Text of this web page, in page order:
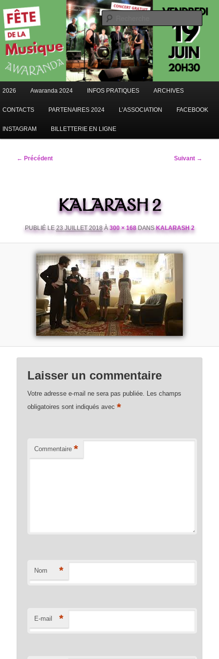
au
contenu
principalAWARANDA
2026 Awaranda 2024 INFOS PRATIQUES ARCHIVES
CONTACTS PARTENAIRES 2024 L’ASSOCIATION FACEBOOK
INSTAGRAM BILLETTERIE EN LIGNE
Navigation
← Précédent Suivant →
KALARASH 2
PUBLIÉ LE 23 JUILLET 2018À300 × 168DANSKALARASH 2
Laisser un commentaire
Votre adresse e-mail ne sera pas publiée. Les champs
obligatoires sont indiqués avec*
Commentaire *
Nom *
E-mail *